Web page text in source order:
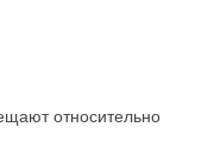
относительно